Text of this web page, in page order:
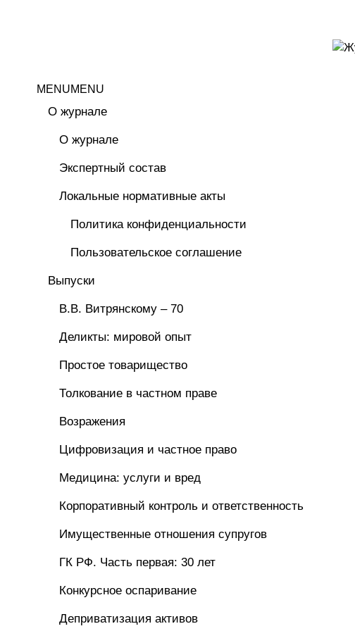
MENUMENU
О журнале
О журнале
Экспертный состав
Локальные нормативные акты
Политика конфиденциальности
Пользовательское соглашение
Выпуски
В.В. Витрянскому – 70
Деликты: мировой опыт
Простое товарищество
Толкование в частном праве
Возражения
Цифровизация и частное право
Медицина: услуги и вред
Корпоративный контроль и ответственность
Имущественные отношения супругов
ГК РФ. Часть первая: 30 лет
Конкурсное оспаривание
Деприватизация активов